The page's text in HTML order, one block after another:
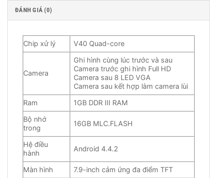
ĐÁNH GIÁ (0)
Chip xử lý V40 Quad-core
Camera
Ghi hình cùng lúc trước và sau
Camera trước ghi hình Full HD
Camera sau 8 LED VGA
Camera sau kết hợp làm camera lùi
Ram
1GB DDR III RAM
Bộ nhớ
trong
16GB MLC.FLASH
Hệ điều
hành
Android 4.4.2
Màn hình
7.9-inch cảm ứng đa điểm TFT